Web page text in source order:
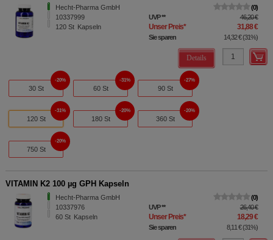
Hecht-Pharma GmbH
10337999
120 St Kapseln
0
UVP** 46,20 €
Unser Preis* 31,88 €
Sie sparen 14,32 €(31%)
Details
30 St
20%
60 St
31%
90 St
27%
120 St
31%
180 St
20%
360 St
20%
750 St
20%
VITAMIN K2 100 µg GPH Kapseln
Hecht-Pharma GmbH
10337976
60 St Kapseln
0
UVP** 26,40 €
Unser Preis* 18,29 €
Sie sparen 8,11 €(31%)